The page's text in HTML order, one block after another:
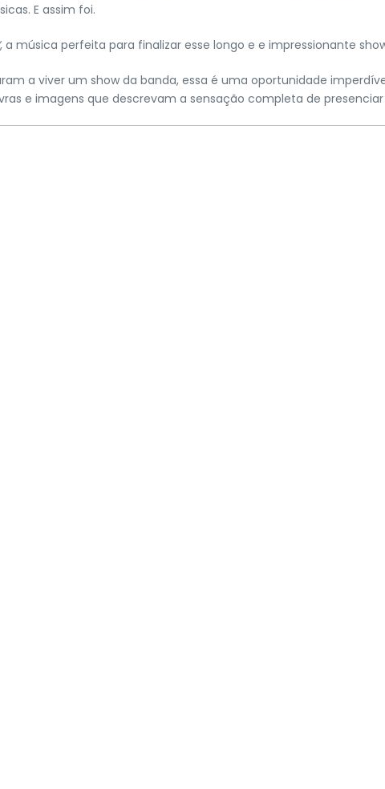
E assim foi.
, a música perfeita para finalizar esse longo e e impressionante
a viver um show da banda, essa é uma oportunidade
e imagens que descrevam a sensação completa de